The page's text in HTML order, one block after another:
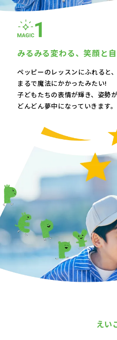
みるみる変わる、笑顔と
ペッピーのレッスンにふれると、
まるで魔法にかかったみたい!
子どもたちの表情が輝き、 姿勢
どんどん夢中になっていきます。
えい